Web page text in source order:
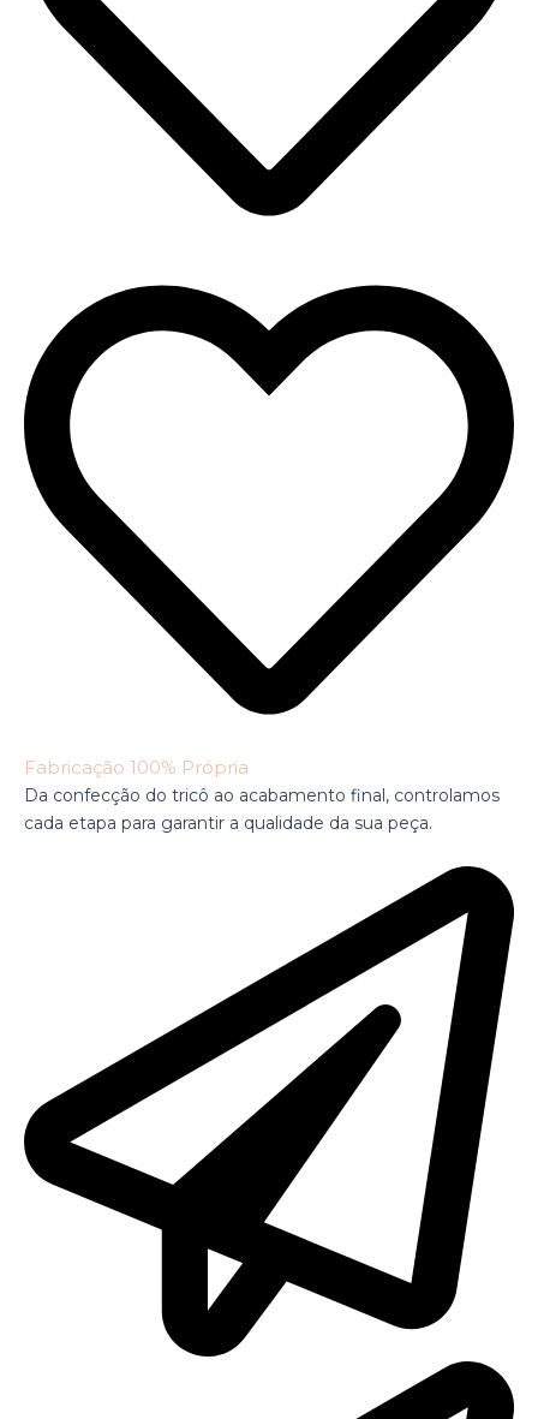
Fabricação 100% Própria
Da confecção do tricô ao acabamento final, controlamos
cada etapa para garantir a qualidade da sua peça.